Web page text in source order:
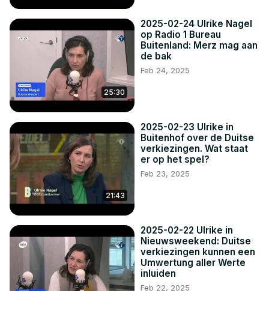
25:30
2025-02-24 Ulrike Nagel
op Radio 1 Bureau
Buitenland: Merz mag aan
de bak
Feb 24, 2025
21:43
2025-02-23 Ulrike in
Buitenhof over de Duitse
verkiezingen. Wat staat
er op het spel?
Feb 23, 2025
2025-02-22 Ulrike in
Nieuwsweekend: Duitse
verkiezingen kunnen een
Umwertung aller Werte
inluiden
Feb 22, 2025